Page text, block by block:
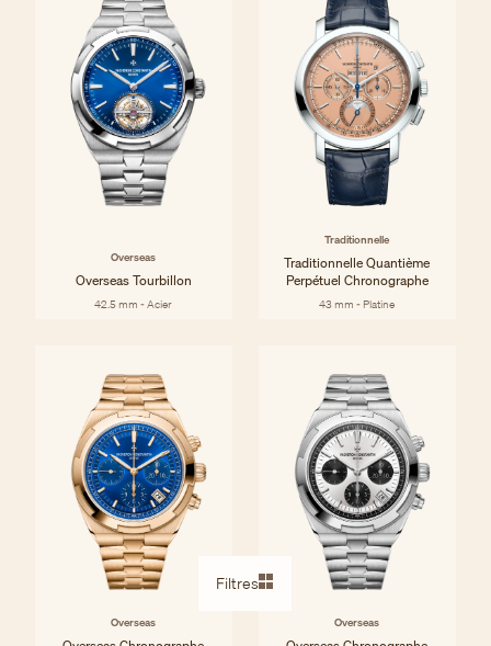
Filtres
Overseas
Overseas Tourbillon
42.5 mm - Acier
Traditionnelle
Traditionnelle Quantième
Perpétuel Chronographe
43 mm - Platine
Overseas Overseas